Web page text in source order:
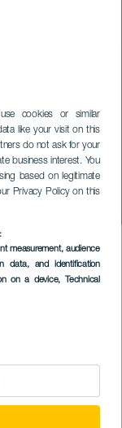
cookies or similar
like your visit on this
do not ask for your
business interest. You
based on legitimate
Privacy Policy on this
measurement, audience
data, and identification
on a device, Technical
Het